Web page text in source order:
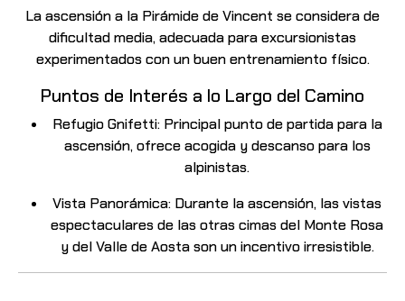
La ascensión a la Pirámide de Vincent se considera de
dificultad media, adecuada para excursionistas
experimentados con un buen entrenamiento físico.
Puntos de Interés a lo Largo del Camino
Refugio Gnifetti:Principal punto de partida para la
ascensión, ofrece acogida y descanso para los
alpinistas.
Vista Panorámica: Durante la ascensión, las vistas
espectaculares de las otras cimas del Monte Rosa
y del Valle de Aosta son un incentivo irresistible.